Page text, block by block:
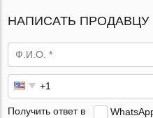
НАПИСАТЬ ПРОДАВЦУ
Получить ответ в